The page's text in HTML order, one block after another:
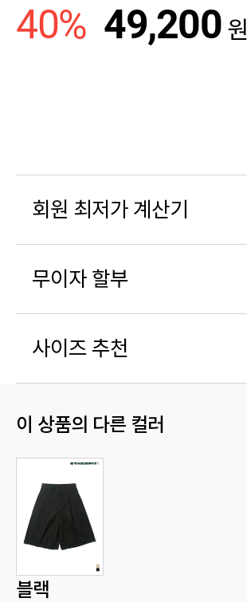
40% 49,200 원
회원 최저가 계산기
무이자 할부
사이즈 추천
이 상품의 다른 컬러
블랙